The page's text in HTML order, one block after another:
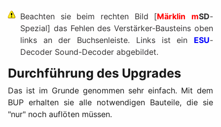
Beachten sie beim rechten Bild [Märklin mSD-
Spezial] das Fehlen des Verstärker-Bausteins oben
links an der Buchsenleiste. Links ist ein ESU-
Decoder Sound-Decoder abgebildet.
Durchführung des Upgrades
Das ist im Grunde genommen sehr einfach. Mit dem
BUP erhalten sie alle notwendigen Bauteile, die sie
"nur" noch auflöten müssen.